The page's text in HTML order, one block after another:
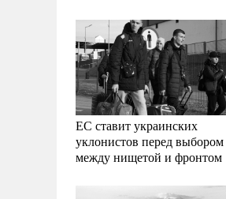
ЕС ставит украинских
уклонистов перед выбором
между нищетой и фронтом